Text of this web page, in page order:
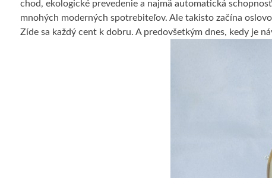
chod, ekologické prevedenie a najmä automatická
mnohých moderných spotrebiteľov. Ale takisto začína
Zíde sa každý cent k dobru. A predovšetkým dnes, kedy je